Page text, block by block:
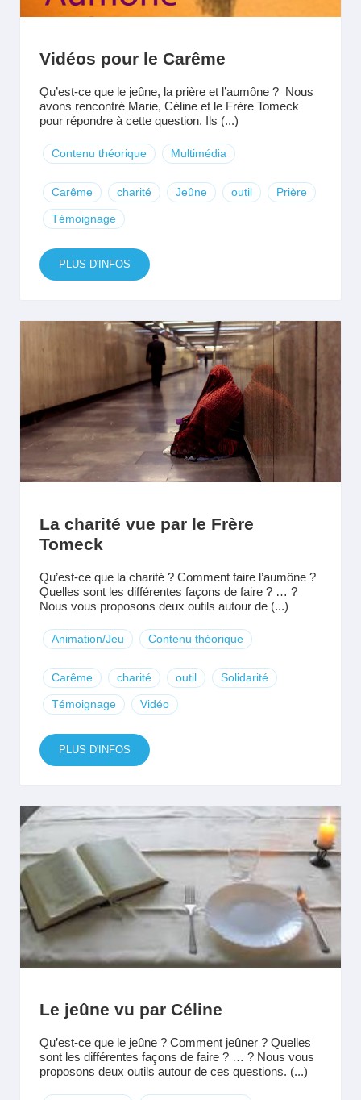
Vidéos pour le Carême
Qu’est-ce que le jeûne, la prière et l’aumône ? Nous
avons rencontré Marie, Céline et le Frère Tomeck
pour répondre à cette question. Ils (...)
Contenu théorique Multimédia
Carême charité Jeûne outil Prière
Témoignage
PLUS D'INFOS
La charité vue par le Frère
Tomeck
Qu’est-ce que la charité ? Comment faire l’aumône ?
Quelles sont les différentes façons de faire ? … ?
Nous vous proposons deux outils autour de (...)
Animation/Jeu Contenu théorique
Carême charité outil Solidarité
Témoignage Vidéo
PLUS D'INFOS
Le jeûne vu par Céline
Qu’est-ce que le jeûne ? Comment jeûner ? Quelles
sont les différentes façons de faire ? … ? Nous vous
proposons deux outils autour de ces questions. (...)